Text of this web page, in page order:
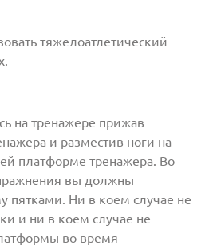
тяжелоатлетический
на тренажере прижав
и разместив ноги на
платформе тренажера. Во
вы должны
пятками. Ни в коем случае не
и ни в коем случае не
во время